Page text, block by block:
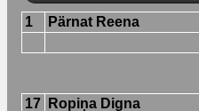
1 Pärnat Reena
17 Ropiņa Digna